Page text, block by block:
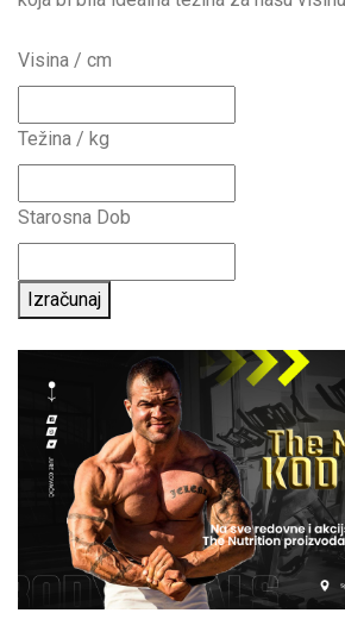
Visina / cm
Težina / kg
Starosna Dob
Izračunaj